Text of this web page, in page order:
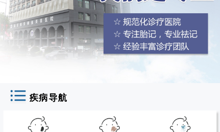
疾病导航